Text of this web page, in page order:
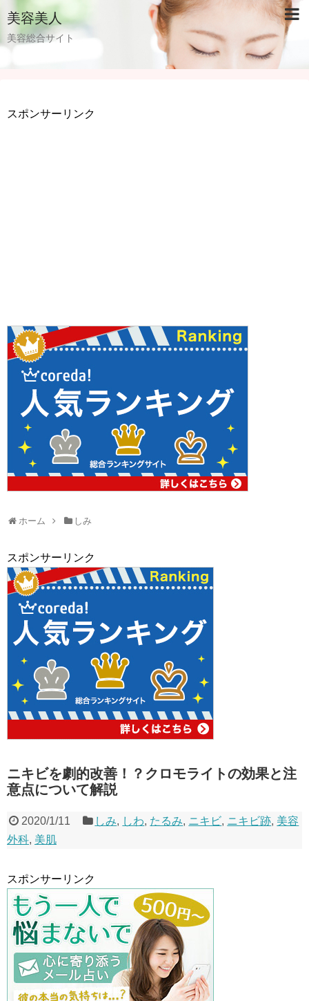
美容美人
美容総合サイト
スポンサーリンク
ホーム しみ
スポンサーリンク
ニキビを劇的改善！？クロモライトの効果と注
意点について解説
2020/1/11 しみ, しわ, たるみ, ニキビ, ニキビ跡, 美容
外科, 美肌
スポンサーリンク